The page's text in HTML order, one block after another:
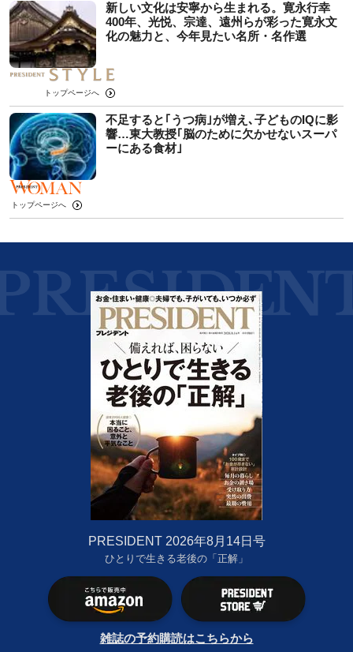
新しい文化は安寧から生まれる。寛永行幸
400年、光悦、宗達、遠州らが彩った寛永文
化の魅力と、今年見たい名所・名作選
トップページへ
不足すると｢うつ病｣が増え､子どものIQに影
響…東大教授｢脳のために欠かせないスーパ
ーにある食材｣
トップページへ
PRESIDENT 2026年8月14日号
ひとりで生きる老後の「正解」
雑誌の予約購読はこちらから